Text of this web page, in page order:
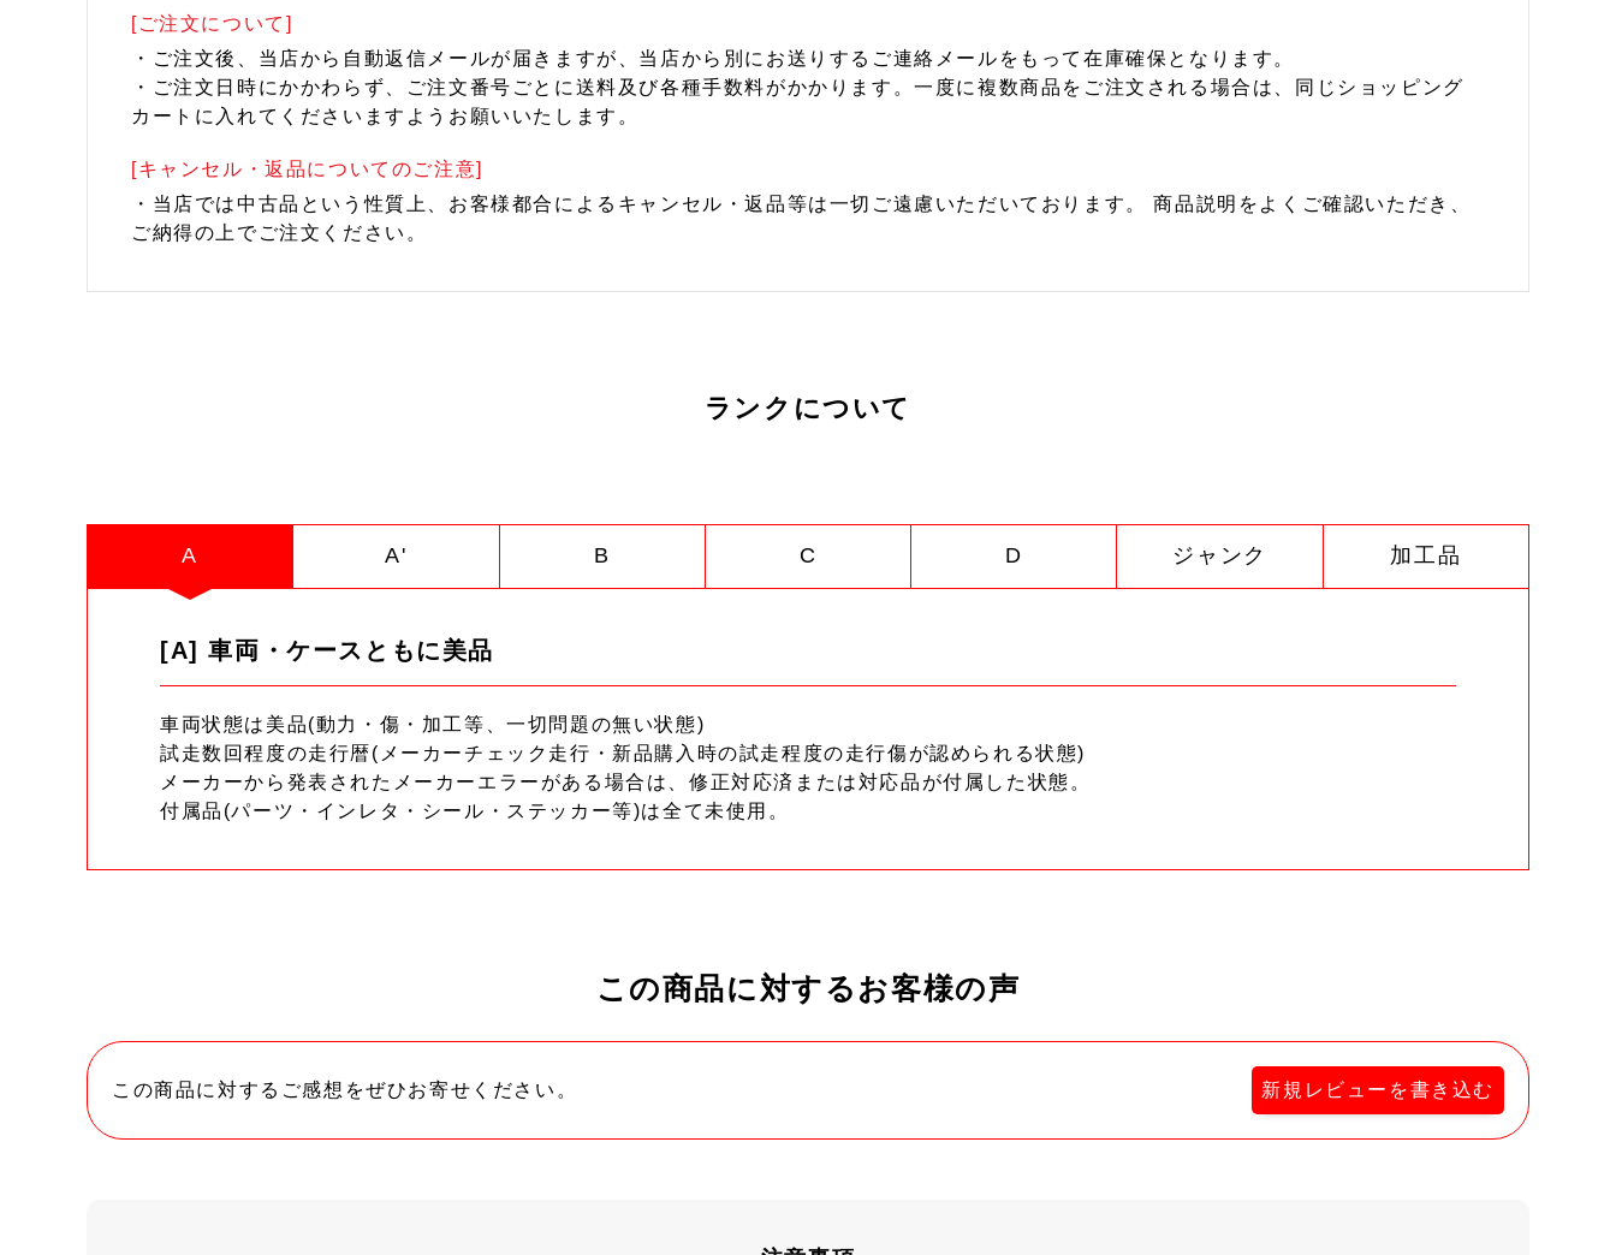
[ご注文について]
・ご注文後、当店から自動返信メールが届きますが、当店から別にお送りするご連絡メールをもって在庫確保となります。
・ご注文日時にかかわらず、ご注文番号ごとに送料及び各種手数料がかかります。一度に複数商品をご注文される場合は、同じショッピング
カートに入れてくださいますようお願いいたします。
[キャンセル・返品についてのご注意]
・当店では中古品という性質上、お客様都合によるキャンセル・返品等は一切ご遠慮いただいております。 商品説明をよくご確認いただき、
ご納得の上でご注文ください。
ランクについて
A A' B C D ジャンク 加工品
[A] 車両・ケースともに美品
車両状態は美品(動力・傷・加工等、一切問題の無い状態)
試走数回程度の走行暦(メーカーチェック走行・新品購入時の試走程度の走行傷が認められる状態)
メーカーから発表されたメーカーエラーがある場合は、修正対応済または対応品が付属した状態。
付属品(パーツ・インレタ・シール・ステッカー等)は全て未使用。
この商品に対するお客様の声
この商品に対するご感想をぜひお寄せください。 新規レビューを書き込む